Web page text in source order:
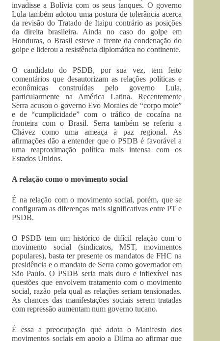
invadisse a Bolívia com os seus tanques. O governo
Lula também adotou uma postura de tolerância acerca
da revisão do Tratado de Itaipu contrário as posições
da direita brasileira. Ainda no caso do golpe em
Honduras, o Brasil esteve a frente da condenação do
golpe e liderou a resistência diplomática no continente.
O candidato do PSDB, por sua vez, tem feito
comentários que desautorizam as relações políticas e
econômicas construídas pelo governo Lula,
particularmente na América Latina. Recentemente
Serra acusou o governo Evo Morales de “corpo mole”
e de “cumplicidade” com o tráfico de cocaína na
fronteira com o Brasil. Serra também se referiu a
Chávez como uma ameaça à paz regional. As
afirmações dão a entender que o PSDB é favorável a
uma reaproximação política mais intensa com os
Estados Unidos.
A relação como o movimento social
É na relação com o movimento social, porém, que se
configuram as diferenças mais significativas entre PT e
PSDB.
O PSDB tem um histórico de difícil relação com o
movimento social (sindicatos, MST, movimentos
populares), basta ter presente os mandatos de FHC na
presidência e o mandato de Serra como governador em
São Paulo. O PSDB seria mais duro e inflexível nas
questões que envolvem tratamento com o movimento
social, razão pela qual as relações seriam tensionadas.
As chances das manifestações sociais serem tratadas
com repressão aumentam num governo tucano.
É essa a preocupação que adota o Manifesto dos
movimentos sociais em apoio a Dilma ao afirmar que